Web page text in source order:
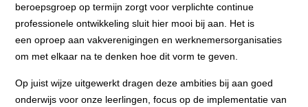
beroepsgroep op termijn zorgtvoor verplichte continue
professionele ontwikkeling sluit hier mooi bij aan. Het is
eenoproep aan vakverenigingen en werknemersorganisaties
om met elkaar na te denken hoe dit vorm te geven.
Op juist wijze uitgewerkt dragen deze ambities bij aan goed
onderwijs voor onze leerlingen, focus op de implementatie van